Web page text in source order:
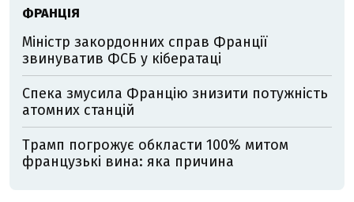
ФРАНЦІЯ
Міністр закордонних справ Франції
звинуватив ФСБ у кібератаці
Спека змусила Францію знизити потужність
атомних станцій
Трамп погрожує обкласти 100% митом
французькі вина: яка причина